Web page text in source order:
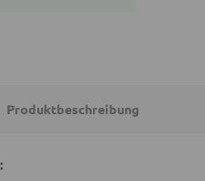
Produktbeschreibung